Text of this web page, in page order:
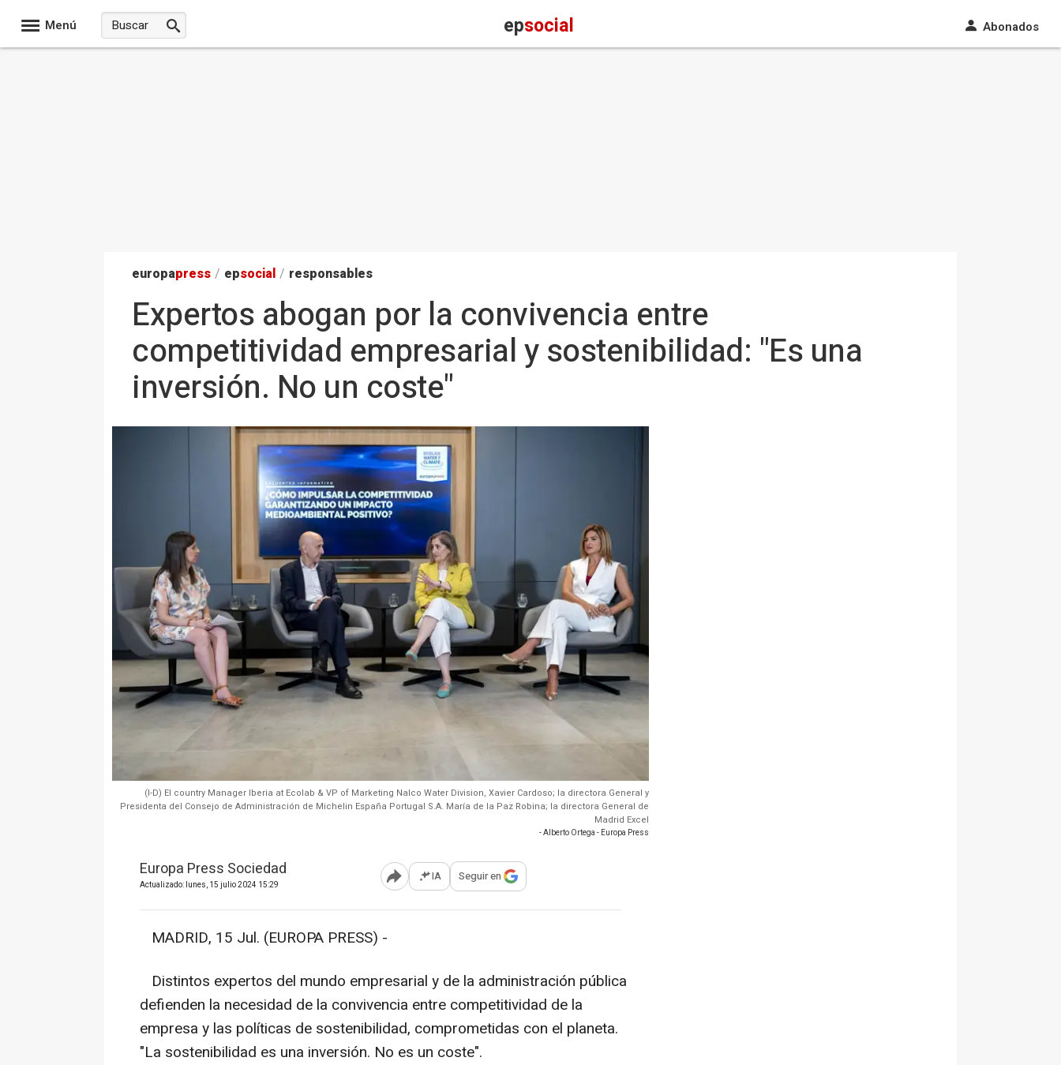
Menú epsocial Abonados
europapress / epsocial / responsables
Expertos abogan por la convivencia entre
competitividad empresarial y sostenibilidad: "Es una
inversión. No un coste"
(I-D) El country Manager Iberia at Ecolab & VP of Marketing Nalco Water Division, Xavier Cardoso; la directora General y
Presidenta del Consejo de Administración de Michelin España Portugal S.A. María de la Paz Robina; la directora General de
Madrid Excel
- Alberto Ortega - Europa Press
Europa Press Sociedad
Actualizado: lunes, 15 julio 2024 15:29 Abrir opciones para compartir
IA Seguir en
MADRID, 15 Jul. (EUROPA PRESS) -
Distintos expertos del mundo empresarial y de la administración pública
defienden la necesidad de la convivencia entre competitividad de la
empresa y las políticas de sostenibilidad, comprometidas con el planeta.
"La sostenibilidad es una inversión. No es un coste".